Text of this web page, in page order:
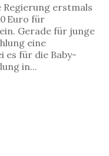
Regierung erstmals
Euro für
Gerade für junge
eine
es für die Baby-
in...